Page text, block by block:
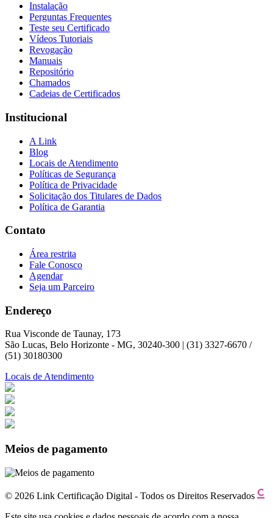
Instalação
Perguntas Frequentes
Teste seu Certificado
Vídeos Tutoriais
Revogação
Manuais
Repositório
Chamados
Cadeias de Certificados
Institucional
A Link
Blog
Locais de Atendimento
Políticas de Segurança
Política de Privacidade
Solicitação dos Titulares de Dados
Política de Garantia
Contato
Área restrita
Fale Conosco
Agendar
Seja um Parceiro
Endereço
Rua Visconde de Taunay, 173
São Lucas, Belo Horizonte - MG, 30240-300 | (31) 3327-6670 /
(51) 30180300
Locais de Atendimento
Meios de pagamento
© 2026 Link Certificação Digital - Todos os Direitos Reservados